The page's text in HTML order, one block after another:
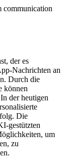
communication
der es
Nachrichten an
Durch die
können
der heutigen
Die
gestützten
um
zu